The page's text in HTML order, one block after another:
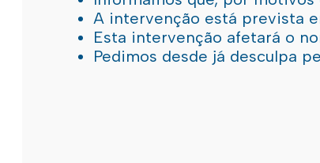
A intervenção está prevista
Esta intervenção afetará o
Pedimos desde já desculpa